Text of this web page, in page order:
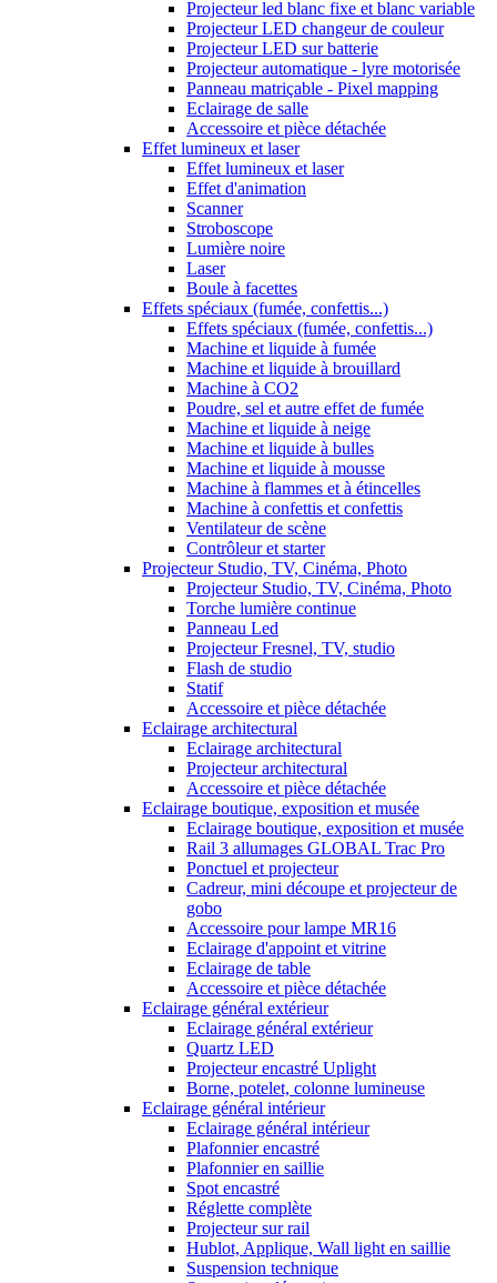
Projecteur led blanc fixe et blanc variable
Projecteur LED changeur de couleur
Projecteur LED sur batterie
Projecteur automatique - lyre motorisée
Panneau matriçable - Pixel mapping
Eclairage de salle
Accessoire et pièce détachée
Effet lumineux et laser
Effet lumineux et laser
Effet d'animation
Scanner
Stroboscope
Lumière noire
Laser
Boule à facettes
Effets spéciaux (fumée, confettis...)
Effets spéciaux (fumée, confettis...)
Machine et liquide à fumée
Machine et liquide à brouillard
Machine à CO2
Poudre, sel et autre effet de fumée
Machine et liquide à neige
Machine et liquide à bulles
Machine et liquide à mousse
Machine à flammes et à étincelles
Machine à confettis et confettis
Ventilateur de scène
Contrôleur et starter
Projecteur Studio, TV, Cinéma, Photo
Projecteur Studio, TV, Cinéma, Photo
Torche lumière continue
Panneau Led
Projecteur Fresnel, TV, studio
Flash de studio
Statif
Accessoire et pièce détachée
Eclairage architectural
Eclairage architectural
Projecteur architectural
Accessoire et pièce détachée
Eclairage boutique, exposition et musée
Eclairage boutique, exposition et musée
Rail 3 allumages GLOBAL Trac Pro
Ponctuel et projecteur
Cadreur, mini découpe et projecteur de
gobo
Accessoire pour lampe MR16
Eclairage d'appoint et vitrine
Eclairage de table
Accessoire et pièce détachée
Eclairage général extérieur
Eclairage général extérieur
Quartz LED
Projecteur encastré Uplight
Borne, potelet, colonne lumineuse
Eclairage général intérieur
Eclairage général intérieur
Plafonnier encastré
Plafonnier en saillie
Spot encastré
Réglette complète
Projecteur sur rail
Hublot, Applique, Wall light en saillie
Suspension technique